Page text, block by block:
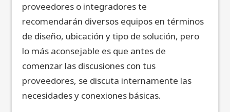
proveedores o integradores te
recomendarán diversos equipos en términos
de diseño, ubicación y tipo de solución, pero
lo más aconsejable es que antes de
comenzar las discusiones con tus
proveedores, se discuta internamente las
necesidades y conexiones básicas.